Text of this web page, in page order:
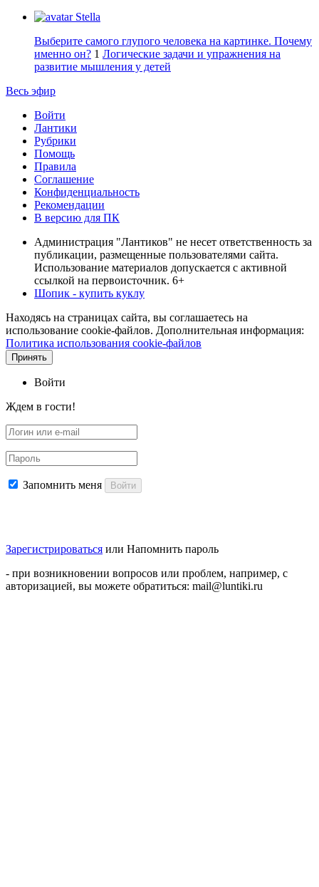
Stella
Выберите самого глупого человека на картинке. Почему
именно он? 1 Логические задачи и упражнения на
развитие мышления у детей
Весь эфир
Войти
Лантики
Рубрики
Помощь
Правила
Соглашение
Конфиденциальность
Рекомендации
В версию для ПК
Администрация "Лантиков" не несет ответственность за
публикации, размещенные пользователями сайта.
Использование материалов допускается с активной
ссылкой на первоисточник. 6+
Шопик - купить куклу
Находясь на страницах сайта, вы соглашаетесь на
использование cookie-файлов. Дополнительная информация:
Политика использования cookie-файлов
Принять
Войти
Ждем в гости!
Запомнить меня Войти
Зарегистрироваться или Напомнить пароль
- при возникновении вопросов или проблем, например, с
авторизацией, вы можете обратиться: mail@luntiki.ru